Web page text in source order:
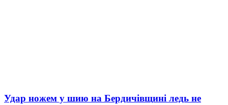
Удар ножем у шию на Бердичівщині ледь не